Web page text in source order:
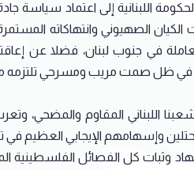
الحكومة اللبنانية إلى اعتماد
الكيان الصهيوني وانتهاكاته
في جنوب لبنان، فضلا عن
في ظل صمت مريب ومسرحي تلتزمه
شعبنا اللبناني المقاوم والمضحي،
وإسهامهم الإيجابي العظيم
جهاد وثبات كل الفصائل